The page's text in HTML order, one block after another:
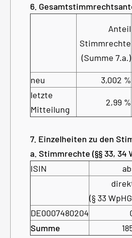
6.
Anteil
Stimmrechte
(Summe 7.a.)
neu 3,002 %
letzte
Mitteilung
2,99 %
7. Einzelheiten zu den
a. Stimmrechte (§§ 33, 34
ISIN
(§ 33
DE0007480204
Summe